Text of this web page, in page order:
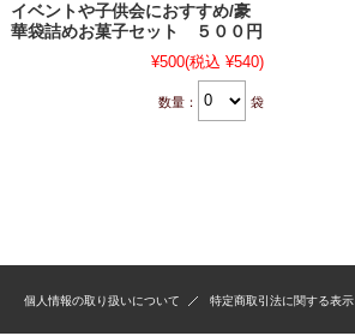
イベントや子供会におすすめ/豪
華袋詰めお菓子セット ５００円
¥500(税込 ¥540)
数量： 袋
個人情報の取り扱いについて 特定商取引法に関する表示